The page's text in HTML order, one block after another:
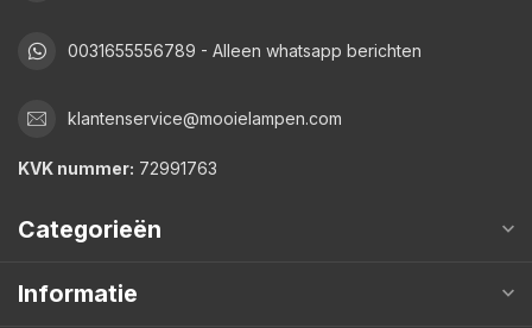
0031655556789 - Alleen whatsapp berichten
klantenservice@mooielampen.com
KVK nummer: 72991763
Categorieën
Informatie